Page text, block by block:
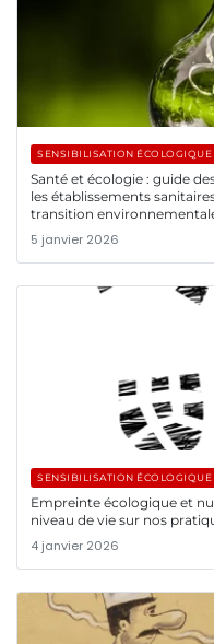
SENSIBILISATION ÉCOLOGIQUE
Santé et écologie : guide
les établissements
transition
5 janvier 2026
SENSIBILISATION ÉCOLOGIQUE
Empreinte écologique et
niveau de vie sur nos
4 janvier 2026